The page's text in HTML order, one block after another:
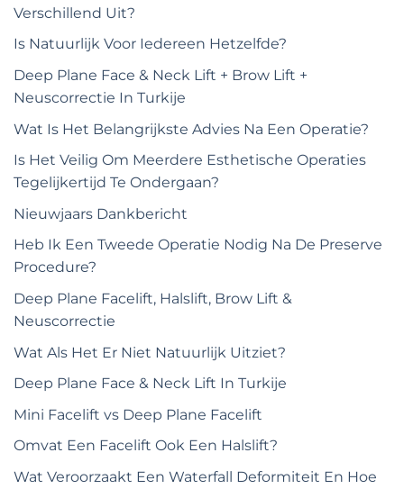
Verschillend Uit?
Is Natuurlijk Voor Iedereen Hetzelfde?
Deep Plane Face & Neck Lift + Brow Lift +
Neuscorrectie In Turkije
Wat Is Het Belangrijkste Advies Na Een Operatie?
Is Het Veilig Om Meerdere Esthetische Operaties
Tegelijkertijd Te Ondergaan?
Nieuwjaars Dankbericht
Heb Ik Een Tweede Operatie Nodig Na De Preserve
Procedure?
Deep Plane Facelift, Halslift, Brow Lift &
Neuscorrectie
Wat Als Het Er Niet Natuurlijk Uitziet?
Deep Plane Face & Neck Lift In Turkije
Mini Facelift vs Deep Plane Facelift
Omvat Een Facelift Ook Een Halslift?
Wat Veroorzaakt Een Waterfall Deformiteit En Hoe